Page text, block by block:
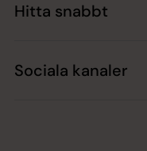
Hitta snabbt
Sociala kanaler